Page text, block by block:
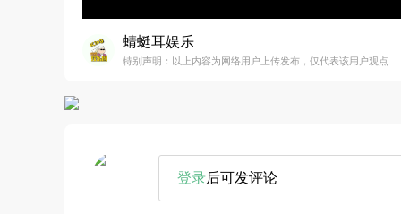
蜻蜓耳娱乐
特别声明：以上内容为网络用户上传发布，仅代表该用户观点
登录后可发评论